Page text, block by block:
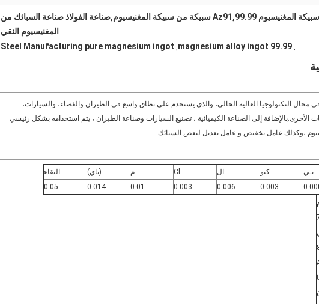
زنجر من سبيكة المغنيسيوم Az91,99.99 سبيكة من سبيكة المغنيسيوم,صناعة الفولاذ صناعة السبائك من
المغنيسيوم النقي
,
99.99 magnesium alloy ingot
,
Steel Manufacturing pure magnesium ingot
التكنولوجيا العالية الحالي، والذي يستخدم على نطاق واسع في الطيران والفضاء، والسيارات،
الأخرى.بالإضافة إلى الصناعة الكيميائية ، تصنيع السيارات وصناعة الطيران ، يتم استخدامه بشكل رئيسي
،وكذلك عامل تخفيض و عامل تعديل لبعض السبائك.
نـي كيو ال Cl م (تاي)
النقاء
0.003
0.006
0.003
0.01
0.014
0.05